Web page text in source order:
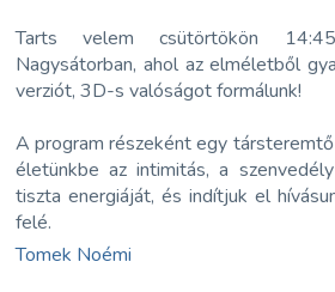
Tarts velem csütörtökön
Nagysátorban, ahol az elméletből
verziót, 3D-s valóságot formálunk!
A program részeként egy
életünkbe az intimitás, a
tiszta energiáját, és indítjuk el
felé.
Tomek Noémi